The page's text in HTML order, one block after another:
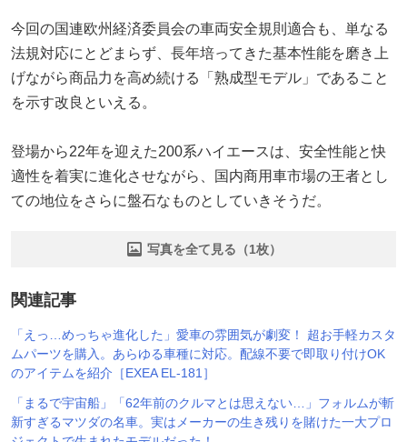
今回の国連欧州経済委員会の車両安全規則適合も、単なる
法規対応にとどまらず、長年培ってきた基本性能を磨き上
げながら商品力を高め続ける「熟成型モデル」であること
を示す改良といえる。
登場から22年を迎えた200系ハイエースは、安全性能と快
適性を着実に進化させながら、国内商用車市場の王者とし
ての地位をさらに盤石なものとしていきそうだ。
写真を全て見る（1枚）
関連記事
「えっ…めっちゃ進化した」愛車の雰囲気が劇変！ 超お手軽カスタ
ムパーツを購入。あらゆる車種に対応。配線不要で即取り付けOK
のアイテムを紹介［EXEA EL-181］
「まるで宇宙船」「62年前のクルマとは思えない…」フォルムが斬
新すぎるマツダの名車。実はメーカーの生き残りを賭けた一大プロ